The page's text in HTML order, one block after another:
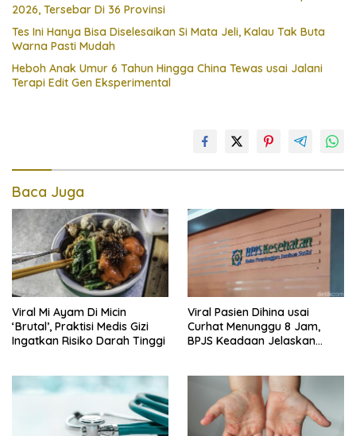
2026, Tersebar Di 36 Provinsi
Tes Ini Hanya Bisa Diselesaikan Si Mata Jeli, Kalau Tak Buta
Warna Pasti Mudah
Heboh Anak Umur 6 Tahun Hingga China Tewas usai Jalani
Terapi Edit Gen Eksperimental
Baca Juga
Viral Mi Ayam Di Micin
‘Brutal’, Praktisi Medis Gizi
Ingatkan Risiko Darah Tinggi
Viral Pasien Dihina usai
Curhat Menunggu 8 Jam,
BPJS Keadaan Jelaskan